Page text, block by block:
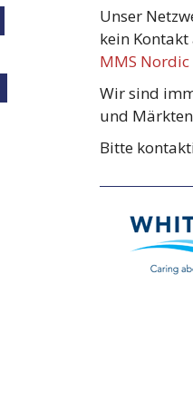
Unser
kein
MMS
Wir sind
und
Bitte